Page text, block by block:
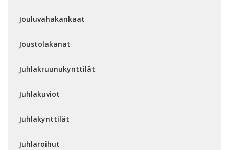
Jouluvahakankaat
Joustolakanat
Juhlakruunukynttilät
Juhlakuviot
Juhlakynttilät
Juhlaroihut